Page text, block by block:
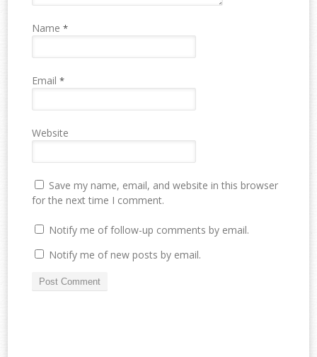
Name*
Email*
Website
Save my name, email, and website in this browser
for the next time I comment.
Notify me of follow-up comments by email.
Notify me of new posts by email.